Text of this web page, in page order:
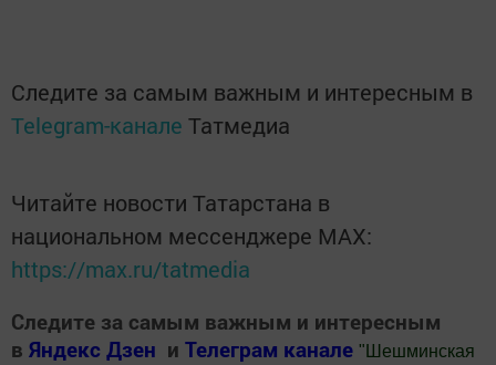
Следите за самым важным и интересным в
Telegram-канале Татмедиа
Читайте новости Татарстана в
национальном мессенджере MАХ:
https://max.ru/tatmedia
Следите за самым важным и интересным
в Яндекс Дзен и Телеграм канале " Шешминская